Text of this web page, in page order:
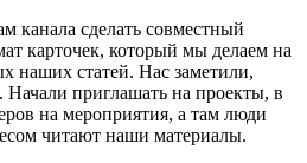
канала сделать совместный
карточек, который мы делаем на
наших статей. Нас заметили,
приглашать на проекты, в
на мероприятия, а там люди
читают наши материалы.